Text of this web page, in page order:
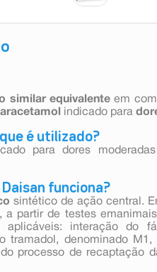
similar equivalente em
indicado para
é utilizado?
para dores
funciona?
sintético de ação central.
a partir de testes
aplicáveis: interação do
tramadol, denominado
processo de recaptação